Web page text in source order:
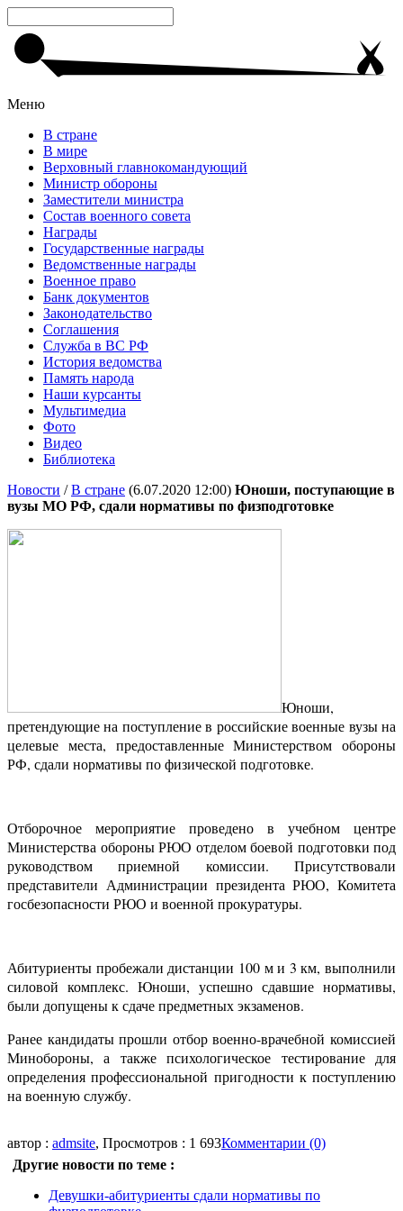
Меню
В стране
В мире
Верховный главнокомандующий
Министр обороны
Заместители министра
Состав военного совета
Награды
Государственные награды
Ведомственные награды
Военное право
Банк документов
Законодательство
Соглашения
Служба в ВС РФ
История ведомства
Память народа
Наши курсанты
Мультимедиа
Фото
Видео
Библиотека
Новости /В стране (6.07.2020 12:00) Юноши, поступающие в
вузы МО РФ, сдали нормативы по физподготовке
Юноши,
претендующие на поступление в российские военные вузы на
целевые места, предоставленные Министерством обороны
РФ, сдали нормативы по физической подготовке.
Отборочное мероприятие проведено в учебном центре
Министерства обороны РЮО отделом боевой подготовки под
руководством приемной комиссии. Присутствовали
представители Администрации президента РЮО, Комитета
госбезопасности РЮО и военной прокуратуры.
Абитуриенты пробежали дистанции 100 м и 3 км, выполнили
силовой комплекс. Юноши, успешно сдавшие нормативы,
были допущены к сдаче предметных экзаменов.
Ранее кандидаты прошли отбор военно-врачебной комиссией
Минобороны, а также психологическое тестирование для
определения профессиональной пригодности к поступлению
на военную службу.
автор : admsite, Просмотров : 1 693Комментарии (0)
Другие новости по теме :
Девушки-абитуриенты сдали нормативы по